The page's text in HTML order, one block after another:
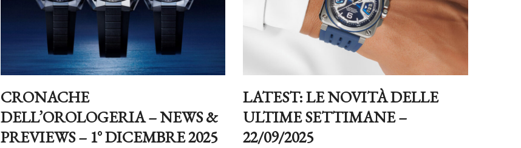
CRONACHE
DELL’OROLOGERIA – NEWS &
PREVIEWS – 1° DICEMBRE 2025
LATEST: LE NOVITÀ DELLE
ULTIME SETTIMANE –
22/09/2025